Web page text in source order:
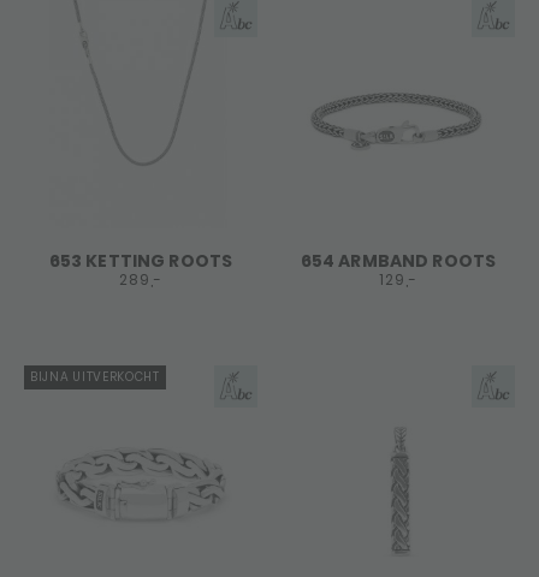
653 KETTING ROOTS
289,-
654 ARMBAND ROOTS
129,-
BIJNA UITVERKOCHT